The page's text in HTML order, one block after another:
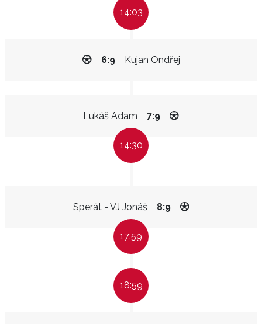
14:03
Kujan Ondřej
6:9
Lukáš Adam 7:9
14:30
Sperát - VJ Jonáš 8:9
17:59
18:59